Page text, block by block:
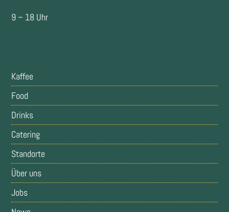
9 – 18 Uhr
Kaffee
Food
Drinks
Catering
Standorte
Über uns
Jobs